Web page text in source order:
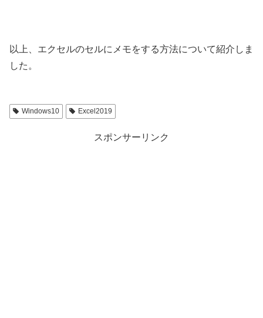
以上、エクセルのセルにメモをする方法について紹介しま
した。
Windows10 Excel2019
スポンサーリンク